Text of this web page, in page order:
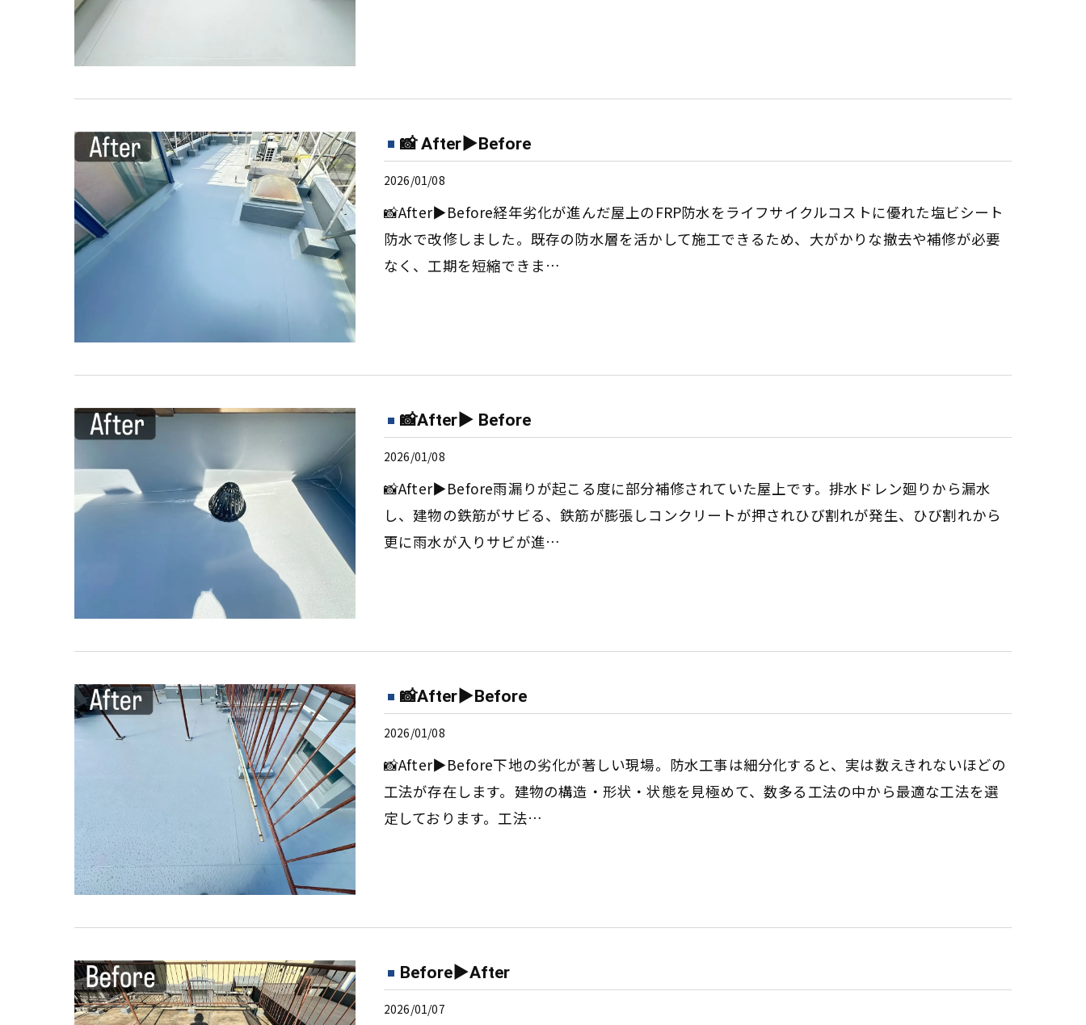
📸 After▶︎Before
2026/01/08
📸After▶︎Before経年劣化が進んだ屋上のFRP防水をライフサイクルコストに優れた塩ビシート
防水で改修しました。既存の防水層を活かして施工できるため、大がかりな撤去や補修が必要
なく、工期を短縮できま…
📸After▶︎ Before
2026/01/08
📸After▶︎Before雨漏りが起こる度に部分補修されていた屋上です。排水ドレン廻りから漏水
し、建物の鉄筋がサビる、鉄筋が膨張しコンクリートが押されひび割れが発生、ひび割れから
更に雨水が入りサビが進…
📸After▶︎Before
2026/01/08
📸After▶︎Before下地の劣化が著しい現場。防水工事は細分化すると、実は数えきれないほどの
工法が存在します。建物の構造・形状・状態を見極めて、数多る工法の中から最適な工法を選
定しております。工法…
Before▶︎After
2026/01/07